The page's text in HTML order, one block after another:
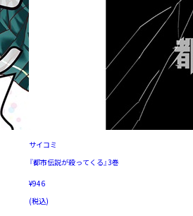
サイコミ
『都市伝説が殺ってくる』3巻
¥946
(税込)